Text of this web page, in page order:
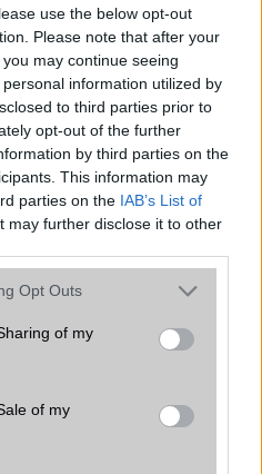
use the below opt-out
Please note that after your
may continue seeing
information utilized by
to third parties prior to
opt-out of the further
by third parties on the
This information may
parties on the IAB’s List of
may further disclose it to other
uses one or more Google
behaviour. You may click to
and its third-party tags to
purposes in below Google
Opt Outs
of my
of my
alap szolgáltatás
ecompass
ultra széles hangrendszer
alap szolgáltatás
nanoSIM
2
Van
Globális
(csúcs)